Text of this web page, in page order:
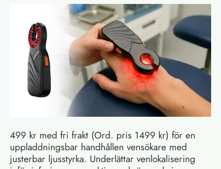
499 kr med fri frakt (Ord. pris 1499 kr) för en
uppladdningsbar handhållen vensökare med
justerbar ljusstyrka. Underlättar venlokalisering